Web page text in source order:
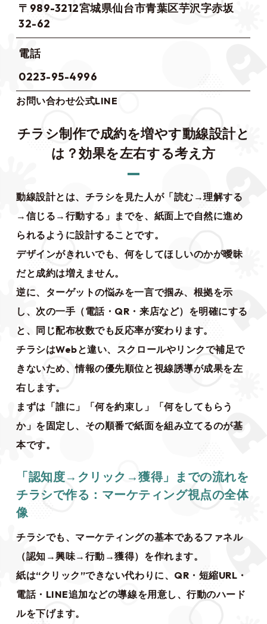
〒989-3212宮城県仙台市青葉区芋沢字赤坂
32-62
電話
0223-95-4996
お問い合わせ公式LINE
チラシ制作で成約を増やす動線設計と
は？効果を左右する考え方
動線設計とは、チラシを見た人が「読む→理解する
→信じる→行動する」までを、紙面上で自然に進め
られるように設計することです。
デザインがきれいでも、何をしてほしいのかが曖昧
だと成約は増えません。
逆に、ターゲットの悩みを一言で掴み、根拠を示
し、次の一手（電話・QR・来店など）を明確にする
と、同じ配布枚数でも反応率が変わります。
チラシはWebと違い、スクロールやリンクで補足で
きないため、情報の優先順位と視線誘導が成果を左
右します。
まずは「誰に」「何を約束し」「何をしてもらう
か」を固定し、その順番で紙面を組み立てるのが基
本です。
「認知度→クリック→獲得」までの流れを
チラシで作る：マーケティング視点の全体
像
チラシでも、マーケティングの基本であるファネル
（認知→興味→行動→獲得）を作れます。
紙は“クリック”できない代わりに、QR・短縮URL・
電話・LINE追加などの導線を用意し、行動のハード
ルを下げます。